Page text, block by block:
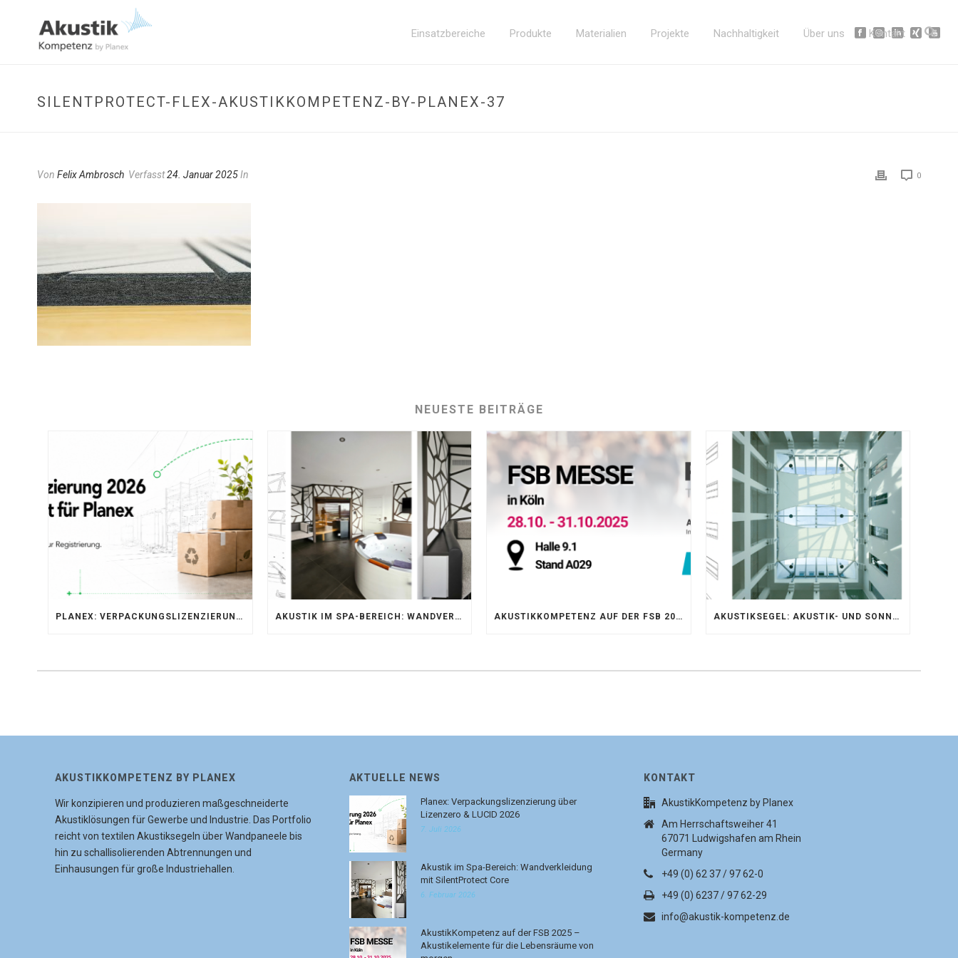
Einsatzbereiche Produkte Materialien Projekte Nachhaltigkeit Über uns Kontakt
SILENTPROTECT-FLEX-AKUSTIKKOMPETENZ-BY-PLANEX-37
Von Felix Ambrosch Verfasst24. Januar 2025In 0
NEUESTE BEITRÄGE
PLANEX: VERPACKUNGSLIZENZIERUNG ÜBER LIZENZERO & LUCID 2026 AKUSTIK IM SPA-BEREICH: WANDVERKLEIDUNG MIT SILENTPROTECT CORE AKUSTIKKOMPETENZ AUF DER FSB 2025 – AKUSTIKELEMENTE FÜR DIE LEBENSRÄUME VON MORGEN AKUSTIKSEGEL: AKUSTIK- UND SONNENSCHUTZOPTIMIERUNG IM ATRIUM DER UNIVERSITÄT BONN
AKUSTIKKOMPETENZ BY PLANEX
Wir konzipieren und produzieren maßgeschneiderte
Akustiklösungen für Gewerbe und Industrie. Das Portfolio
reicht von textilen Akustiksegeln über Wandpaneele bis
hin zu schallisolierenden Abtrennungen und
Einhausungen für große Industriehallen.
AKTUELLE NEWS
Planex: Verpackungslizenzierung über
Lizenzero & LUCID 2026
7. Juli 2026
Akustik im Spa-Bereich: Wandverkleidung
mit SilentProtect Core
6. Februar 2026
AkustikKompetenz auf der FSB 2025 –
Akustikelemente für die Lebensräume von
KONTAKT
AkustikKompetenz by Planex
Am Herrschaftsweiher 41
67071 Ludwigshafen am Rhein
Germany
+49 (0) 62 37 / 97 62-0
+49 (0) 6237 / 97 62-29
info@akustik-kompetenz.de